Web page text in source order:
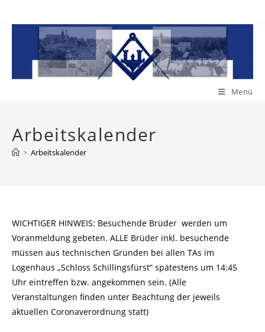
Inhalt
Menü
Arbeitskalender
> Arbeitskalender
WICHTIGER HINWEIS: Besuchende Brüder werden um
Voranmeldung gebeten. ALLE Brüder inkl. besuchende
müssen aus technischen Gründen bei allen TAs im
Logenhaus „Schloss Schillingsfürst“ spätestens um 14:45
Uhr eintreffen bzw. angekommen sein. (Alle
Veranstaltungen finden unter Beachtung der jeweils
aktuellen Coronaverordnung statt)